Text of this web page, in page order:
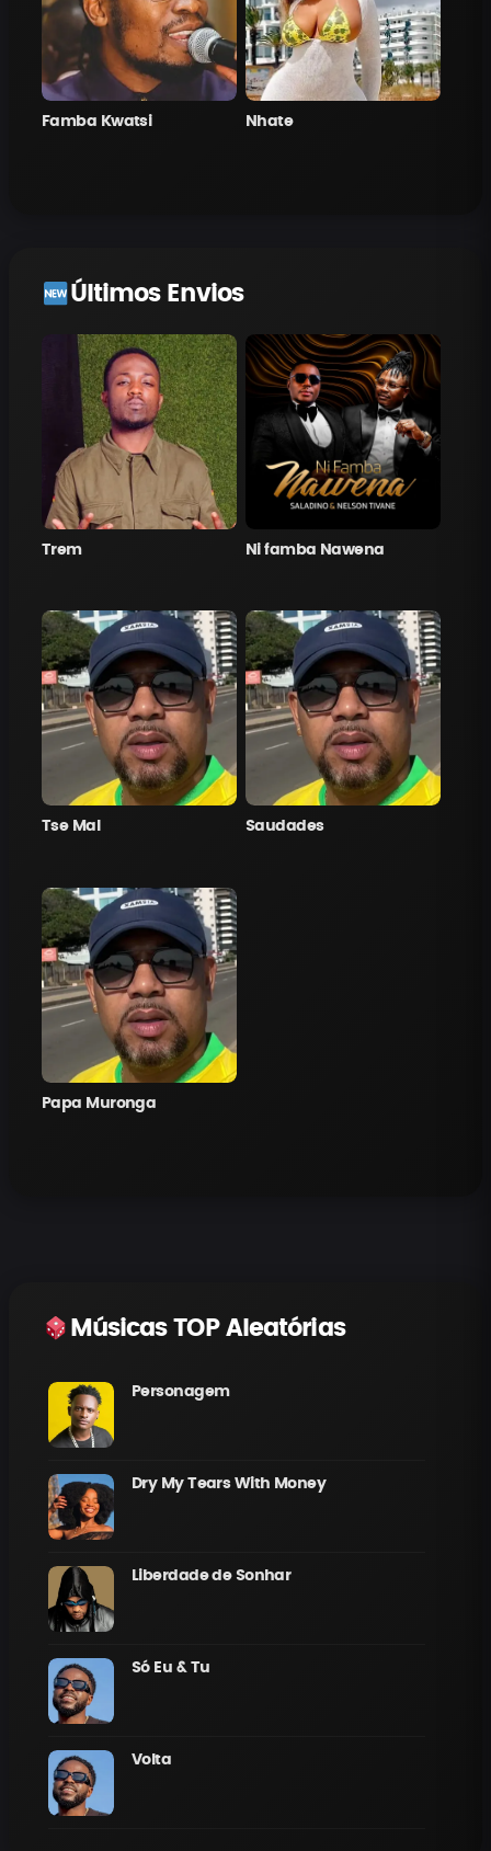
Famba Kwatsi Nhate
Últimos Envios
Trem Ni famba Nawena
Tse Mal Saudades
Papa Muronga
Músicas TOP Aleatórias
Personagem
Dry My Tears With Money
Liberdade de Sonhar
Só Eu & Tu
Volta